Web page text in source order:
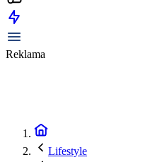
Reklama
Lifestyle